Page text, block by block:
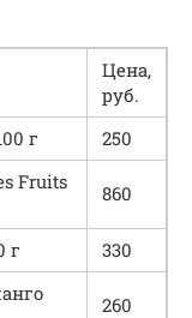
Цена,
руб.
г
250
Fruits
860
г
330
260